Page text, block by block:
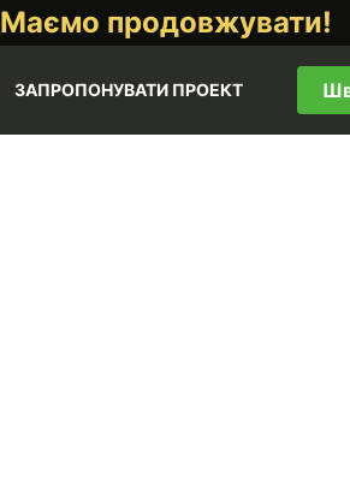
Маємо продовжувати!
ЗАПРОПОНУВАТИ ПРОЕКТ